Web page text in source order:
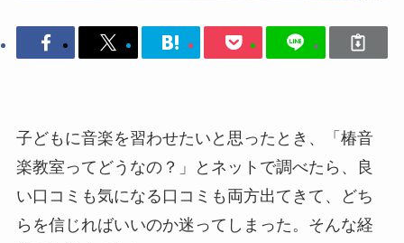
子どもに音楽を習わせたいと思ったとき、「椿音
楽教室ってどうなの？」とネットで調べたら、良
い口コミも気になる口コミも両方出てきて、どち
らを信じればいいのか迷ってしまった。そんな経